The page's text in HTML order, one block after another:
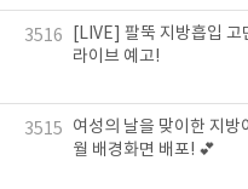
3516
[LIVE] 팔뚝 지방흡입
라이브 예고!
3515
여성의 날을 맞이한 지
월 배경화면 배포! 💕